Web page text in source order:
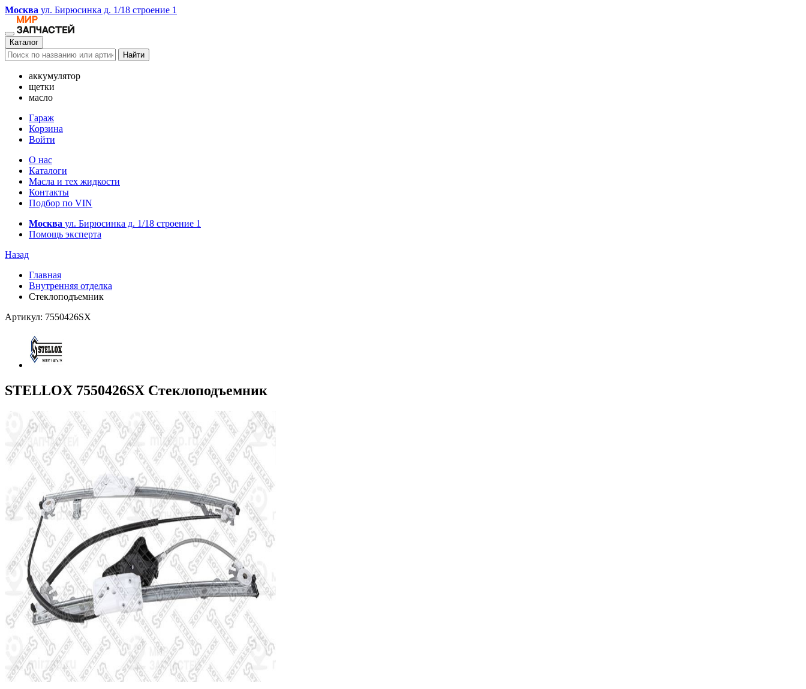
Москва ул. Бирюсинка д. 1/18 строение 1
Каталог
Найти
аккумулятор
щетки
масло
Гараж
Корзина
Войти
О нас
Каталоги
Масла и тех жидкости
Контакты
Подбор по VIN
Москва ул. Бирюсинка д. 1/18 строение 1
Помощь эксперта
Назад
Главная
Внутренняя отделка
Стеклоподъемник
Артикул: 7550426SX
STELLOX 7550426SX Стеклоподъемник